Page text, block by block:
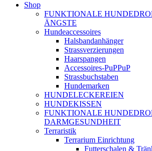
Shop
FUNKTIONALE
ÄNGSTE
Hundeaccessoires
Halsbandanhänger
Strassverzierungen
Haarspangen
Accessoires-PuPPuP
Strassbuchstaben
Hundemarken
HUNDELECKEREIEN
HUNDEKISSEN
FUNKTIONALE
DARMGESUNDHEIT
Terraristik
Terrarium Einrichtung
Futterschalen &